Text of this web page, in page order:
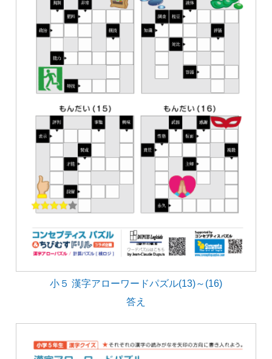
小５ 漢字アローワードパズル(13)～(16)
答え